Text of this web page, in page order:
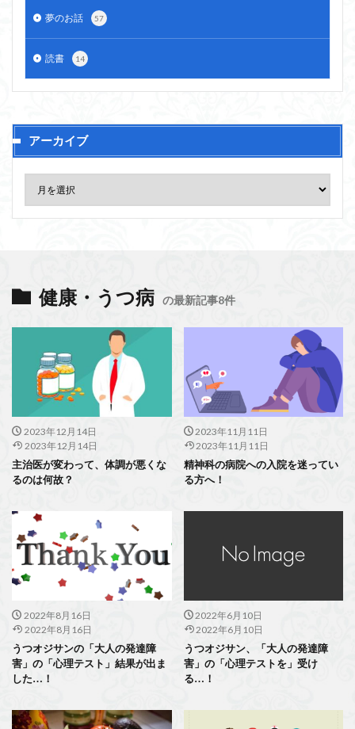
夢のお話 57
読書 14
アーカイブ
健康・うつ病 の最新記事8件
2023年12月14日
2023年12月14日
主治医が変わって、体調が悪くな
るのは何故？
2023年11月11日
2023年11月11日
精神科の病院への入院を迷ってい
る方へ！
2022年8月16日
2022年8月16日
うつオジサンの「大人の発達障
害」の「心理テスト」結果が出ま
した…！
2022年6月10日
2022年6月10日
うつオジサン、「大人の発達障
害」の「心理テストを」受け
る…！